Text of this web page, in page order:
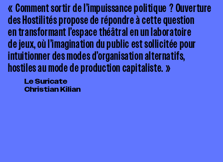
« Comment sortir de l’impuissance politique ? Ouverture
des Hostilités propose de répondre à cette question
en transformant l’espace théâtral en un laboratoire
de jeux, où l’imagination du public est sollicitée pour
intuitionner des modes d’organisation alternatifs,
hostiles au mode de production capitaliste. »
Le Suricate
Christian Kilian